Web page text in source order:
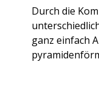
Durch die
ganz einfach